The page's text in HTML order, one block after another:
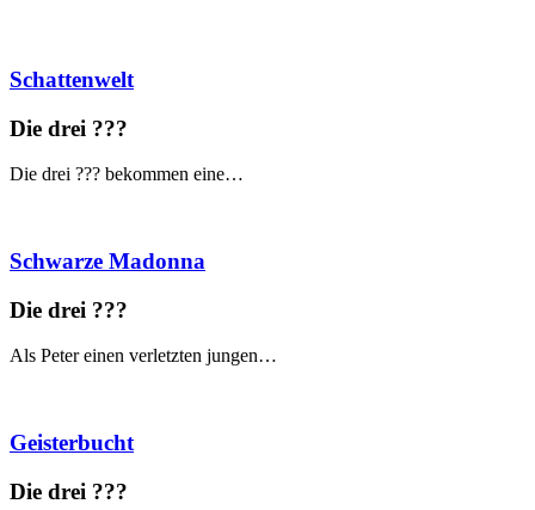
Schattenwelt
Die drei ???
Die drei ??? bekommen eine…
Schwarze Madonna
Die drei ???
Als Peter einen verletzten jungen…
Geisterbucht
Die drei ???